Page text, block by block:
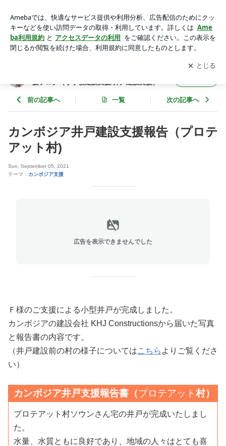
ミュニケーション～カンボジア支援ブログ（小学校建設支援/
井戸建設支援）
アプリをダウンロードして ブログの更新通知
を受け取りまし
ょう。
開く
援ブログ（小学校建設支援/井戸建設支援）
前の記事へ 一覧 次の記事へ
カンボジア井戸建設支援報告（プロテ
アット村)
Sun, September 05, 2021
テーマ： カンボジア支援
広告を表示できませんでした
Ｆ様のご支援による小型井戸が完成しました。
カンボジアの建設会社 KHJ Constructionsから届いた写真
と報告書の内容です。
（井戸建設前の村の様子についてはこちら よりご覧くださ
い）
カンボジア井戸支援報告書（プロテアット村）
プロテアット村ソウンさん宅の井戸が完成いたしまし
た。
水量、水質ともに良好であり、地域の人々はとても喜